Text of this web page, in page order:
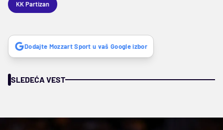
KK Partizan
Dodajte Mozzart Sport u vaš Google izbor
SLEDEĆA VEST